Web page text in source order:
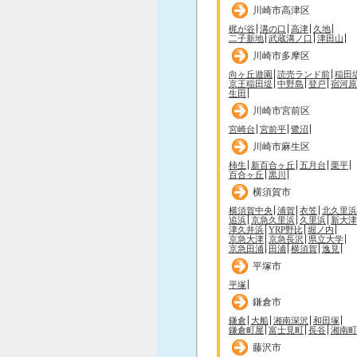
川崎市高津区
梶が谷 溝の口 高津 久地
二子新地 武蔵溝ノ口 津田山
川崎市多摩区
向ヶ丘遊園 読売ランド前 稲田
京王稲田堤 中野島 登戸 宿河原
生田
川崎市宮前区
宮崎台 宮前平 鷺沼
川崎市麻生区
柿生 新百合ヶ丘 五月台 栗平
百合ヶ丘 黒川
横須賀市
横須賀中央 浦賀 衣笠 北久里浜
追浜 京急久里浜 久里浜 新大津
津久井浜 YRP野比 堀ノ内
京急大津 京急長沢
県立大学
京急田浦
田浦 横須賀 逸見
平塚市
平塚
鎌倉市
鎌倉 大船 湘南深沢 和田塚
鎌倉町屋 富士見町 長谷 湘南
藤沢市